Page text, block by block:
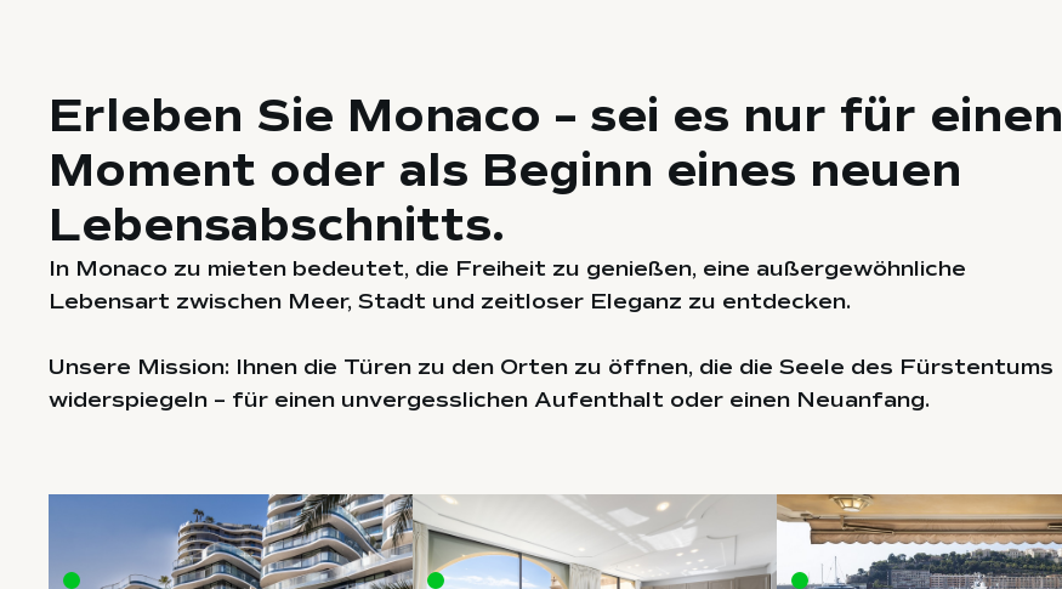
Erleben Sie Monaco – sei es nur für einen
Moment oder als Beginn eines neuen
Lebensabschnitts.
In Monaco zu mieten bedeutet, die Freiheit zu genießen, eine außergewöhnliche
Lebensart zwischen Meer, Stadt und zeitloser Eleganz zu entdecken.
Unsere Mission: Ihnen die Türen zu den Orten zu öffnen, die die Seele des Fürstentums
widerspiegeln – für einen unvergesslichen Aufenthalt oder einen Neuanfang.